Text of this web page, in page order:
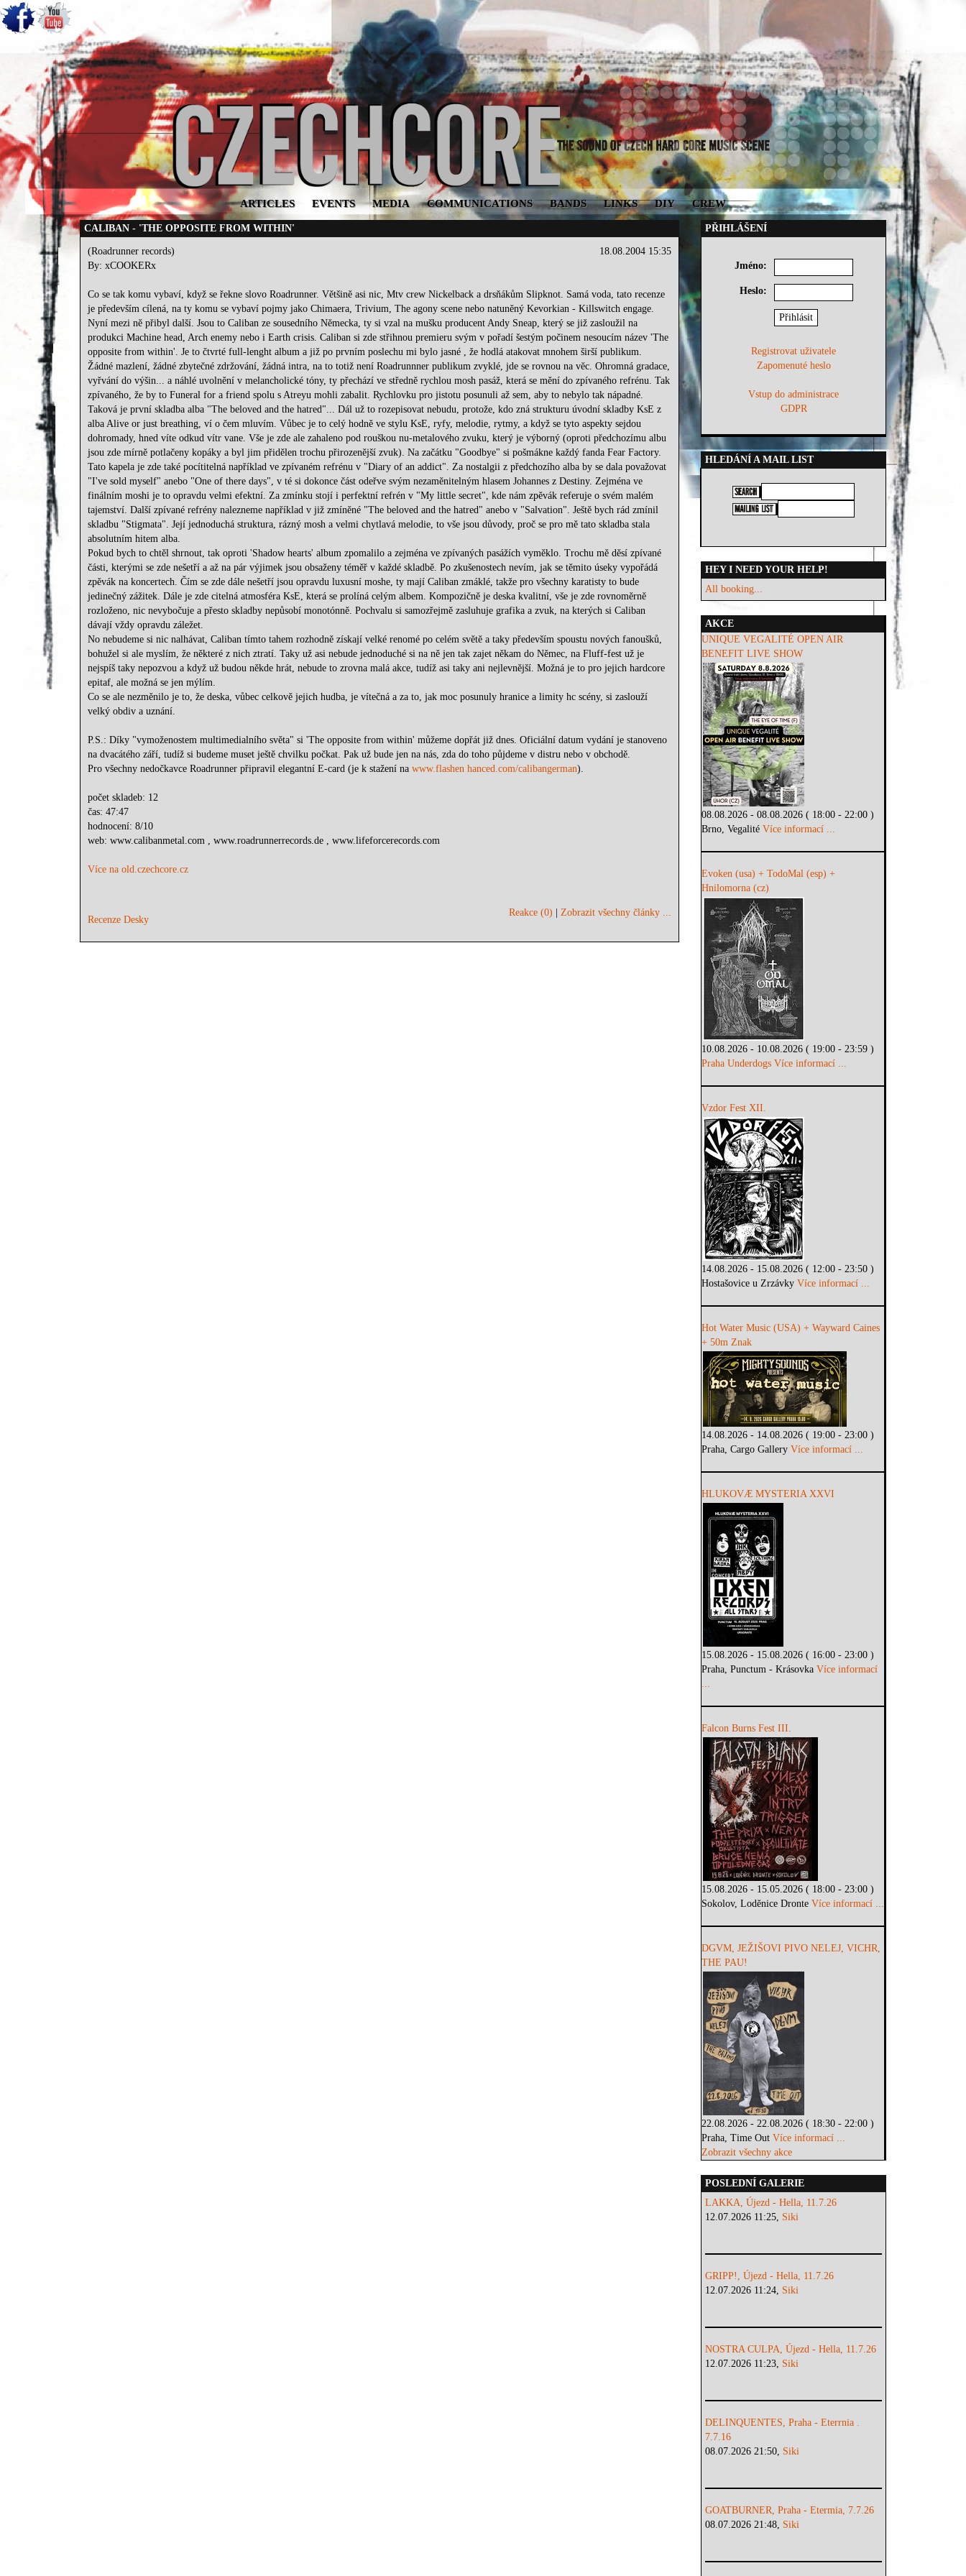
ARTICLES EVENTS MEDIA COMMUNICATIONS BANDS LINKS DIY CREW
CALIBAN - 'THE OPPOSITE FROM WITHIN'
18.08.2004 15:35
(Roadrunner records)
By: xCOOKERx
Co se tak komu vybaví, když se řekne slovo Roadrunner. Většině asi nic, Mtv crew Nickelback a drsňákům Slipknot. Samá voda, tato recenze
je především cílená, na ty komu se vybaví pojmy jako Chimaera, Trivium, The agony scene nebo natuněný Kevorkian - Killswitch engage.
Nyní mezi ně přibyl další. Jsou to Caliban ze sousedního Německa, ty si vzal na mušku producent Andy Sneap, který se již zasloužil na
produkci Machine head, Arch enemy nebo i Earth crisis. Caliban si zde střihnou premieru svým v pořadí šestým počinem nesoucím název 'The
opposite from within'. Je to čtvrté full-lenght album a již po prvním poslechu mi bylo jasné , že hodlá atakovat mnohem širší publikum.
Žádné mazlení, žádné zbytečné zdržování, žádná intra, na to totiž není Roadrunnner publikum zvyklé, jde se rovnou na věc. Ohromná gradace,
vyřvání do výšin... a náhlé uvolnění v melancholické tóny, ty přechází ve středně rychlou mosh pasáž, která se mění do zpívaného refrénu. Tak
zpívaného, že by to Funeral for a friend spolu s Atreyu mohli zabalit. Rychlovku pro jistotu posunuli až sem, aby to nebylo tak nápadné.
Taková je první skladba alba "The beloved and the hatred"... Dál už to rozepisovat nebudu, protože, kdo zná strukturu úvodní skladby KsE z
alba Alive or just breathing, ví o čem mluvím. Vůbec je to celý hodně ve stylu KsE, ryfy, melodie, rytmy, a když se tyto aspekty sejdou
dohromady, hned víte odkud vítr vane. Vše je zde ale zahaleno pod rouškou nu-metalového zvuku, který je výborný (oproti předchozímu albu
jsou zde mírně potlačeny kopáky a byl jim přidělen trochu přirozenější zvuk). Na začátku "Goodbye" si pošmákne každý fanda Fear Factory.
Tato kapela je zde také pocítitelná například ve zpívaném refrénu v "Diary of an addict". Za nostalgii z předchozího alba by se dala považovat
"I've sold myself" anebo "One of there days", v té si dokonce část odeřve svým nezaměnitelným hlasem Johannes z Destiny. Zejména ve
finálním moshi je to opravdu velmi efektní. Za zmínku stojí i perfektní refrén v "My little secret", kde nám zpěvák referuje o svém malém
tajemství. Další zpívané refrény nalezneme například v již zmíněné "The beloved and the hatred" anebo v "Salvation". Ještě bych rád zmínil
skladbu "Stigmata". Její jednoduchá struktura, rázný mosh a velmi chytlavá melodie, to vše jsou důvody, proč se pro mě tato skladba stala
absolutním hitem alba.
Pokud bych to chtěl shrnout, tak oproti 'Shadow hearts' album zpomalilo a zejména ve zpívaných pasážích vyměklo. Trochu mě děsí zpívané
části, kterými se zde nešetří a až na pár výjimek jsou obsaženy téměř v každé skladbě. Po zkušenostech nevím, jak se těmito úseky vypořádá
zpěvák na koncertech. Čím se zde dále nešetří jsou opravdu luxusní moshe, ty mají Caliban zmáklé, takže pro všechny karatisty to bude
jedinečný zážitek. Dále je zde citelná atmosféra KsE, která se prolíná celým albem. Kompozičně je deska kvalitní, vše je zde rovnoměrně
rozloženo, nic nevybočuje a přesto skladby nepůsobí monotónně. Pochvalu si samozřejmě zasluhuje grafika a zvuk, na kterých si Caliban
dávají vždy opravdu záležet.
No nebudeme si nic nalhávat, Caliban tímto tahem rozhodně získají velké renomé po celém světě a taky především spoustu nových fanoušků,
bohužel si ale myslím, že některé z nich ztratí. Taky už asi nebude jednoduché si na ně jen tak zajet někam do Němec, na Fluff-fest už je
nejspíš taky nepozvou a když už budou někde hrát, nebude to zrovna malá akce, tudíž asi taky ani nejlevnější. Možná je to pro jejich hardcore
epitaf, ale možná se jen mýlím.
Co se ale nezměnilo je to, že deska, vůbec celkově jejich hudba, je vítečná a za to, jak moc posunuly hranice a limity hc scény, si zaslouží
velký obdiv a uznání.
P.S.: Díky "vymoženostem multimedialního světa" si 'The opposite from within' můžeme dopřát již dnes. Oficiální datum vydání je stanoveno
na dvacátého září, tudíž si budeme muset ještě chvilku počkat. Pak už bude jen na nás, zda do toho půjdeme v distru nebo v obchodě.
Pro všechny nedočkavce Roadrunner připravil elegantní E-card (je k stažení na www.flashen hanced.com/calibangerman).
počet skladeb: 12
čas: 47:47
hodnocení: 8/10
web: www.calibanmetal.com , www.roadrunnerrecords.de , www.lifeforcerecords.com
Více na old.czechcore.cz
Recenze Desky
Reakce (0) Zobrazit všechny články ...
PŘIHLÁŠENÍ
Jméno:
Heslo:
Registrovat uživatele
Zapomenuté heslo
Vstup do administrace
GDPR
HLEDÁNÍ A MAIL LIST
HEY I NEED YOUR HELP!
All booking...
AKCE
UNIQUE VEGALITÉ OPEN AIR
BENEFIT LIVE SHOW
08.08.2026 - 08.08.2026 ( 18:00 - 22:00 )
Brno, VegalitéVíce informací ...
Evoken (usa) + TodoMal (esp) +
Hnilomorna (cz)
10.08.2026 - 10.08.2026 ( 19:00 - 23:59 )
Praha Underdogs Více informací ...
Vzdor Fest XII.
14.08.2026 - 15.08.2026 ( 12:00 - 23:50 )
Hostašovice u ZrzávkyVíce informací ...
Hot Water Music (USA) + Wayward Caines
+ 50m Znak
14.08.2026 - 14.08.2026 ( 19:00 - 23:00 )
Praha, Cargo GalleryVíce informací ...
HLUKOVÆ MYSTERIA XXVI
15.08.2026 - 15.08.2026 ( 16:00 - 23:00 )
Praha, Punctum - KrásovkaVíce informací
...
Falcon Burns Fest III.
15.08.2026 - 15.05.2026 ( 18:00 - 23:00 )
Sokolov, Loděnice DronteVíce informací ...
DGVM, JEŽIŠOVI PIVO NELEJ, VICHR,
THE PAU!
22.08.2026 - 22.08.2026 ( 18:30 - 22:00 )
Praha, Time OutVíce informací ...
Zobrazit všechny akce
POSLEDNÍ GALERIE
LAKKA, Újezd - Hella, 11.7.26
12.07.2026 11:25, Siki
GRIPP!, Újezd - Hella, 11.7.26
12.07.2026 11:24, Siki
NOSTRA CULPA, Újezd - Hella, 11.7.26
12.07.2026 11:23, Siki
DELINQUENTES, Praha - Eterrnia .
7.7.16
08.07.2026 21:50, Siki
GOATBURNER, Praha - Etermia, 7.7.26
08.07.2026 21:48, Siki